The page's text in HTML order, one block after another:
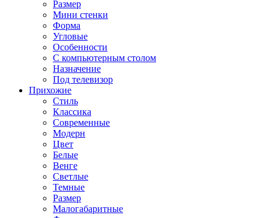
Размер
Мини стенки
Форма
Угловые
Особенности
С компьютерным столом
Назначение
Под телевизор
Прихожие
Стиль
Классика
Современные
Модерн
Цвет
Белые
Венге
Светлые
Темные
Размер
Малогабаритные